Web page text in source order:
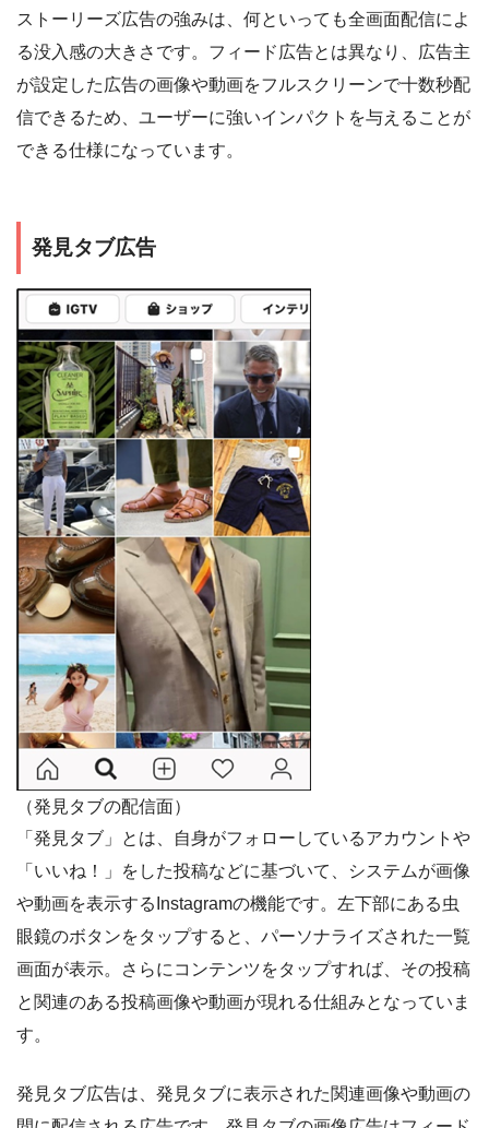
ストーリーズ広告の強みは、何といっても全画面配信によ
る没入感の大きさです。フィード広告とは異なり、広告主
が設定した広告の画像や動画をフルスクリーンで十数秒配
信できるため、ユーザーに強いインパクトを与えることが
できる仕様になっています。
発見タブ広告
（発見タブの配信面）
「発見タブ」とは、自身がフォローしているアカウントや
「いいね！」をした投稿などに基づいて、システムが画像
や動画を表示するInstagramの機能です。左下部にある虫
眼鏡のボタンをタップすると、パーソナライズされた一覧
画面が表示。さらにコンテンツをタップすれば、その投稿
と関連のある投稿画像や動画が現れる仕組みとなっていま
す。
発見タブ広告は、発見タブに表示された関連画像や動画の